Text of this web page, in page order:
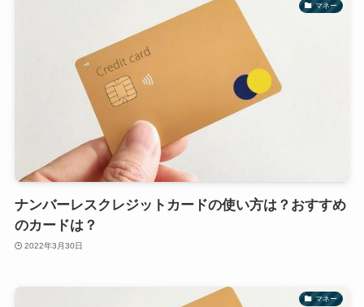
マネー
ナンバーレスクレジットカードの使い方は？おすすめ
のカードは？
2022年3月30日
マネー